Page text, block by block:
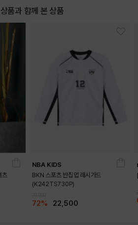
품과 함께 본 상품
츠
NBA KIDS
BKN 스포츠 반집업 래시가드
(K242TS730P)
72% 22,500